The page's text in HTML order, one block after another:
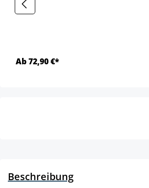
Ab 72,90 €*
Beschreibung